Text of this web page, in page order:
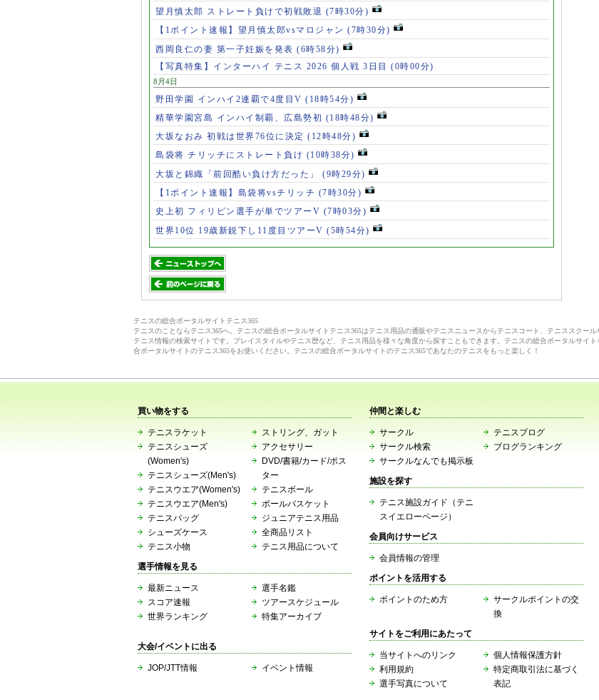
望月慎太郎 ストレート負けで初戦敗退 (7時30分)
【1ポイント速報】望月慎太郎vsマロジャン (7時30分)
西岡良仁の妻 第一子妊娠を発表 (6時58分)
【写真特集】インターハイ テニス 2026 個人戦 3日目 (0時00分)
8月4日
野田学園 インハイ2連覇で4度目V (18時54分)
精華学園宮島 インハイ制覇、広島勢初 (18時48分)
大坂なおみ 初戦は世界76位に決定 (12時48分)
島袋将 チリッチにストレート負け (10時38分)
大坂と錦織「前回酷い負け方だった」 (9時29分)
【1ポイント速報】島袋将vsチリッチ (7時30分)
史上初 フィリピン選手が単でツアーV (7時03分)
世界10位 19歳新鋭下し11度目ツアーV (5時54分)
テニスの総合ポータルサイトテニス365
テニスのことならテニス365へ。テニスの総合ポータルサイトテニス365はテニス用品の通販やテニスニュースからテニスコート、テニススクー
テニス情報の検索サイトです。プレイスタイルやテニス歴など、テニス用品を様々な角度から探すこともできます。テニスの総合ポータルサイ
合ポータルサイトのテニス365をお使いください。テニスの総合ポータルサイトのテニス365であなたのテニスをもっと楽しく！
買い物をする
テニスラケット
テニスシューズ
(Women's)
テニスシューズ(Men's)
テニスウエア(Women's)
テニスウエア(Men's)
テニスバッグ
シューズケース
テニス小物
ストリング、ガット
アクセサリー
DVD/書籍/カード/ポス
ター
テニスボール
ボールバスケット
ジュニアテニス用品
全商品リスト
テニス用品について
選手情報を見る
最新ニュース
スコア速報
世界ランキング
選手名鑑
ツアースケジュール
特集アーカイブ
大会/イベントに出る
JOP/JTT情報 イベント情報
仲間と楽しむ
サークル
サークル検索
サークルなんでも掲示板
テニスブログ
ブログランキング
施設を探す
テニス施設ガイド（テニ
スイエローページ）
会員向けサービス
会員情報の管理
ポイントを活用する
ポイントのため方
サークルポイントの交
換
サイトをご利用にあたって
当サイトへのリンク
利用規約
選手写真について
個人情報保護方針
特定商取引法に基づく
表記